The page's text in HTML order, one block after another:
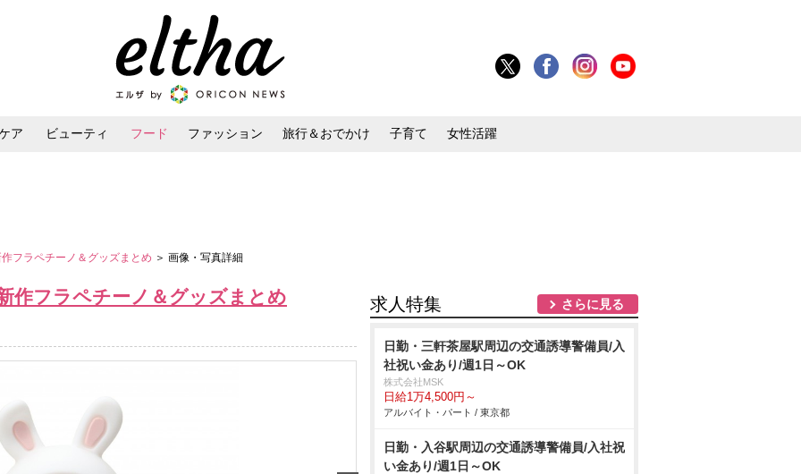
ア ビューティ フード ファッション 旅行＆おでかけ 子育て 女性活躍
フラペチーノ＆グッズまとめ ＞ 画像・写真詳細
作フラペチーノ＆グッズまとめ 求人特集 さらに見る
日勤・三軒茶屋駅周辺の交通誘導警備員/入
社祝い金あり/週1日～OK
株式会社MSK
日給1万4,500円～
アルバイト・パート / 東京都
日勤・入谷駅周辺の交通誘導警備員/入社祝
い金あり/週1日～OK